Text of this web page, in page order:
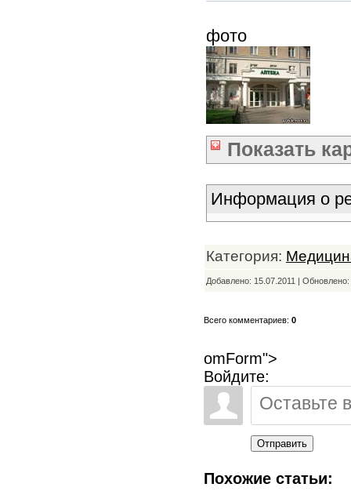
фото
Показать
Информация о
Категория:
Добавлено: 15.07.2011 | Обновлено:
Всего комментариев: 0
omForm">
Войдите:
Отправить
Похожие статьи: